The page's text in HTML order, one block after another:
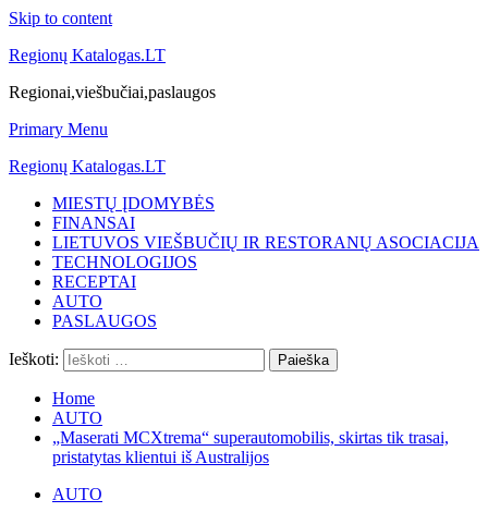
Skip to content
Regionų Katalogas.LT
Regionai,viešbučiai,paslaugos
Primary Menu
Regionų Katalogas.LT
MIESTŲ ĮDOMYBĖS
FINANSAI
LIETUVOS VIEŠBUČIŲ IR RESTORANŲ ASOCIACIJA
TECHNOLOGIJOS
RECEPTAI
AUTO
PASLAUGOS
Ieškoti:
Home
AUTO
„Maserati MCXtrema“ superautomobilis, skirtas tik trasai,
pristatytas klientui iš Australijos
AUTO